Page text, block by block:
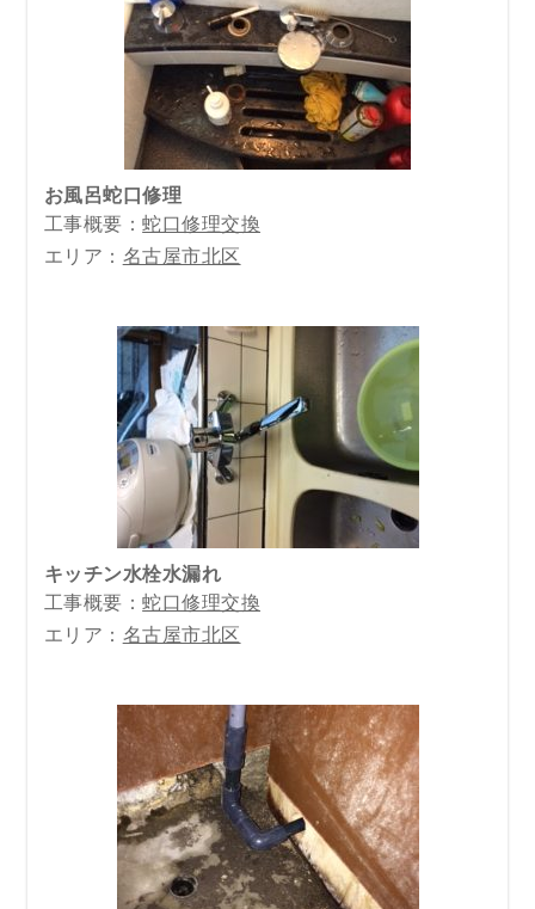
お風呂蛇口修理
工事概要：蛇口修理交換
エリア： 名古屋市北区
キッチン水栓水漏れ
工事概要：蛇口修理交換
エリア： 名古屋市北区